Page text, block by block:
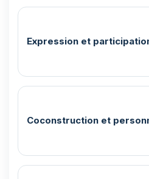
Expression et
Coconstruction et